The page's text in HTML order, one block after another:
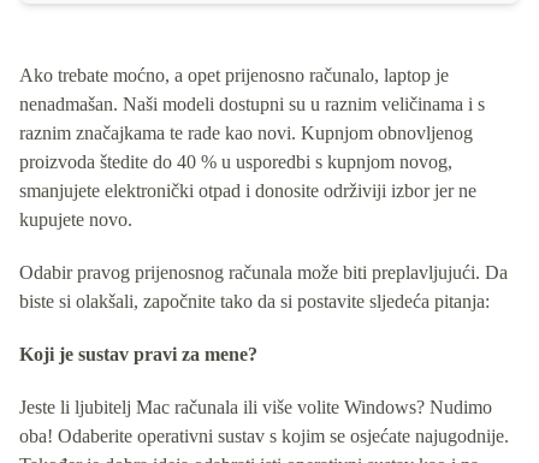
Ako trebate moćno, a opet prijenosno računalo, laptop je
nenadmašan. Naši modeli dostupni su u raznim veličinama i s
raznim značajkama te rade kao novi. Kupnjom obnovljenog
proizvoda štedite do 40 % u usporedbi s kupnjom novog,
smanjujete elektronički otpad i donosite održiviji izbor jer ne
kupujete novo.
Odabir pravog prijenosnog računala može biti preplavljujući. Da
biste si olakšali, započnite tako da si postavite sljedeća pitanja:
Koji je sustav pravi za mene?
Jeste li ljubitelj Mac računala ili više volite Windows? Nudimo
oba! Odaberite operativni sustav s kojim se osjećate najugodnije.